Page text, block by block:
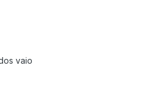
vaio